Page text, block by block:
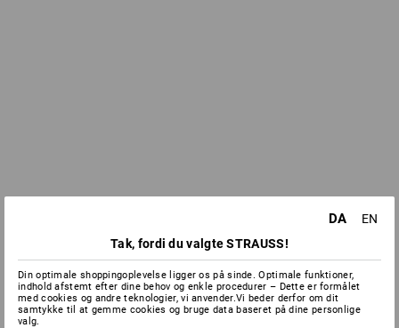
DA
EN
Tak, fordi du valgte STRAUSS!
Din optimale shoppingoplevelse ligger os på sinde. Optimale funktioner,
indhold afstemt efter dine behov og enkle procedurer – Dette er formålet
med cookies og andre teknologier, vi anvender.Vi beder derfor om dit
samtykke til at gemme cookies og bruge data baseret på dine personlige
valg.